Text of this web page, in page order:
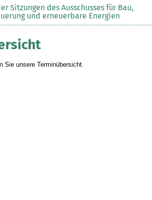
Sitzungen des Ausschusses für Bau,
und erneuerbare Energien
Sie unsere Terminübersicht.